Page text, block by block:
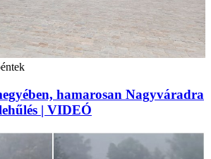
hamarosan Nagyváradra
| VIDEÓ